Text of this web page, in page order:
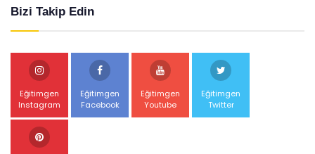
Bizi Takip Edin
Eğitimgen
Instagram
Eğitimgen
Facebook
Eğitimgen
Youtube
Eğitimgen
Twitter